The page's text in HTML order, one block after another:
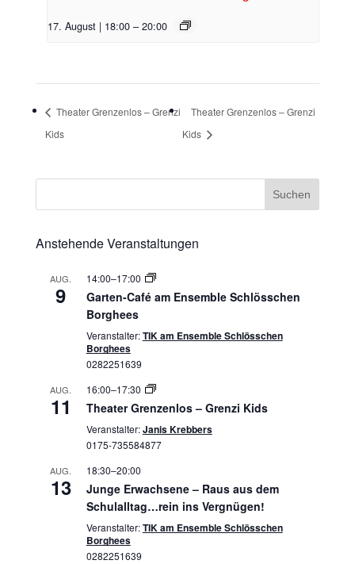
17. August | 18:00 – 20:00
Theater Grenzenlos – Grenzi
Kids
Theater Grenzenlos – Grenzi
Kids
Anstehende Veranstaltungen
AUG.
9
14:00–17:00
Garten-Café am Ensemble Schlösschen
Borghees
Veranstalter:TIK am Ensemble Schlösschen
Borghees
0282251639
AUG.
11
16:00–17:30
Theater Grenzenlos – Grenzi Kids
Veranstalter:Janis Krebbers
0175-735584877
AUG.
13
18:30–20:00
Junge Erwachsene – Raus aus dem
Schulalltag…rein ins Vergnügen!
Veranstalter:TIK am Ensemble Schlösschen
Borghees
0282251639